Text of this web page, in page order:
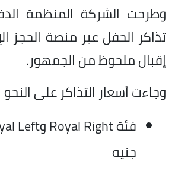
وطرحت الشركة المنظمة
تذاكر الحفل عبر منصة الحجز
إقبال ملحوظ من الجمهور.
وجاءت أسعار التذاكر على النحو
جنيه